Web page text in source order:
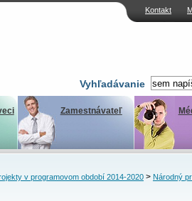
Kontakt
Vyhľadávanie
Zamestnávateľ
v programovom období 2014-2020> Národný